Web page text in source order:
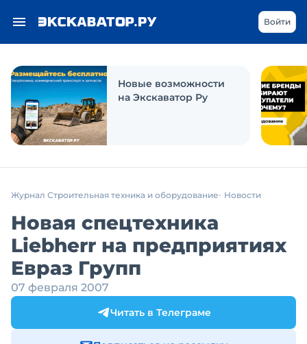
Войти
Новые возможности
на Экскаватор Ру
Журнал Строительная техника и оборудование Новости
Новая спецтехника
Liebherr на предприятиях
Евраз Групп
07 февраля 2007
Читать в Телеграме